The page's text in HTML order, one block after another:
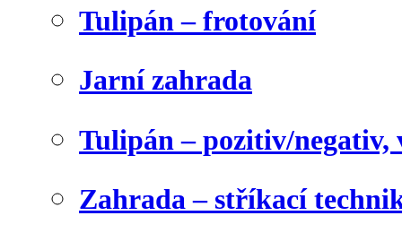
Tulipán – frotování
Jarní zahrada
Tulipán – pozitiv/negativ,
Zahrada – stříkací